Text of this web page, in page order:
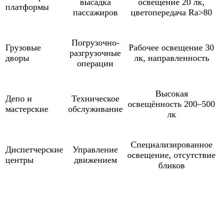
платформы
высадка
пассажиров
освещение 20 лк,
цветопередача Ra>80
Грузовые
дворы
Погрузочно-
разгрузочные
операции
Рабочее освещение 30
лк, направленность
Депо и
мастерские
Техническое
обслуживание
Высокая
освещённость 200–500
лк
Диспетчерские
центры
Управление
движением
Специализированное
освещение, отсутствие
бликов